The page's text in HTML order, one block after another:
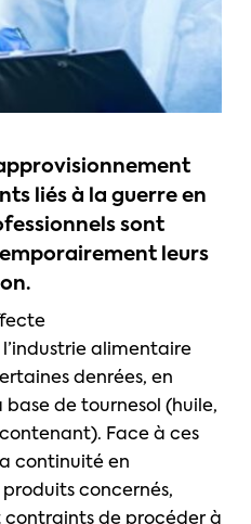
liés à la guerre en
sont
leurs
l’industrie alimentaire
denrées, en
de tournesol (huile,
Face à ces
continuité en
concernés,
de procéder à